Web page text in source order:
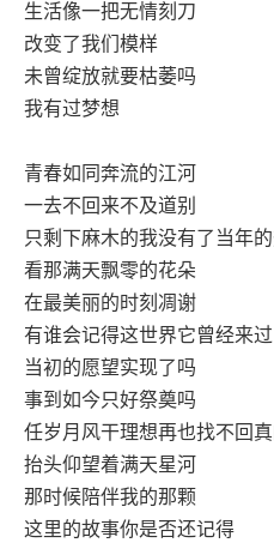
生活像一把无情刻刀
改变了我们模样
未曾绽放就要枯萎吗
我有过梦想
青春如同奔流的江河
一去不回来不及道别
只剩下麻木的我没有了当年
看那满天飘零的花朵
在最美丽的时刻凋谢
有谁会记得这世界它曾经来过
当初的愿望实现了吗
事到如今只好祭奠吗
任岁月风干理想再也找不回
抬头仰望着满天星河
那时候陪伴我的那颗
这里的故事你是否还记得